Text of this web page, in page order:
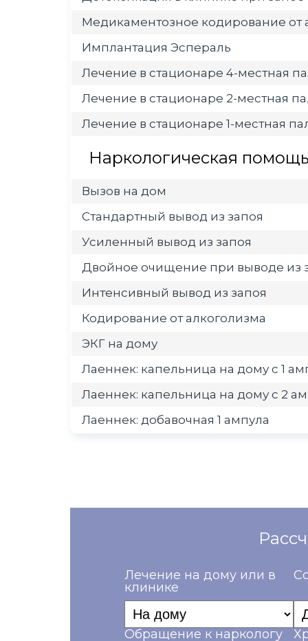
Медикаментозное кодирование от
Имплантация Эспераль
Лечение в стационаре 4-местная
Лечение в стационаре 2-местная
Лечение в стационаре 1-местная
Наркологическая
Вызов на дом
Стандартный вывод из запоя
Усиленный вывод из запоя
Двойное очищение при выводе из
Интенсивный вывод из запоя
Кодирование от алкоголизма
ЭКГ на дому
Лаеннек: капельница на дому с 1
Лаеннек: капельница на дому с 2
Лаеннек: добавочная 1 ампула
Лечение на дому или в
клинике
Обращение к наркологу